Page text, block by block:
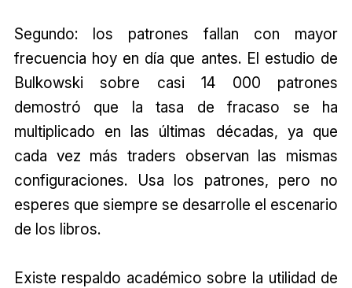
Segundo: los patrones fallan con mayor
frecuencia hoy en día que antes. El estudio de
Bulkowski sobre casi 14 000 patrones
demostró que la tasa de fracaso se ha
multiplicado en las últimas décadas, ya que
cada vez más traders observan las mismas
configuraciones. Usa los patrones, pero no
esperes que siempre se desarrolle el escenario
de los libros.
Existe respaldo académico sobre la utilidad de